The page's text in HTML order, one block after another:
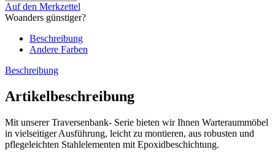
Auf den Merkzettel
Woanders günstiger?
Beschreibung
Andere Farben
Beschreibung
Artikelbeschreibung
Mit unserer Traversenbank- Serie bieten wir Ihnen Warteraummöbel
in vielseitiger Ausführung, leicht zu montieren, aus robusten und
pflegeleichten Stahlelementen mit Epoxidbeschichtung.